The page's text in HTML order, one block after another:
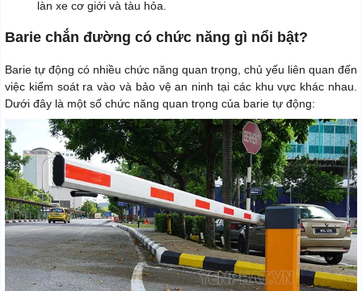
làn xe cơ giới và tàu hỏa.
Barie chắn đường có chức năng gì nổi bật?
Barie tự động có nhiều chức năng quan trọng, chủ yếu liên quan đến
việc kiểm soát ra vào và bảo vệ an ninh tại các khu vực khác nhau.
Dưới đây là một số chức năng quan trọng của barie tự động: